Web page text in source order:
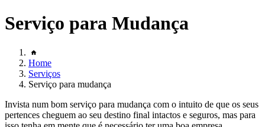
Serviço para Mudança
Home
Serviços
Serviço para mudança
Invista num bom serviço para mudança com o intuito de que os seus
pertences cheguem ao seu destino final intactos e seguros, mas para